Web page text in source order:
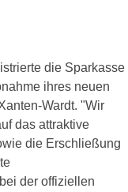
die Sparkasse
ihres neuen
Wardt. "Wir
das attraktive
die Erschließung
der offiziellen